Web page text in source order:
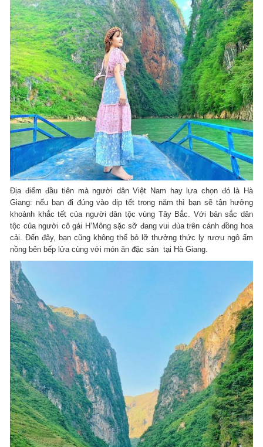
Địa điểm đầu tiên mà người dân Việt Nam hay lựa chọn đó là Hà
Giang: nếu bạn đi đúng vào dịp tết trong năm thì bạn sẽ tận hưởng
khoảnh khắc tết của người dân tộc vùng Tây Bắc. Với bản sắc dân
tộc của người cô gái H’Mông sặc sỡ đang vui đùa trên cánh đồng hoa
cải. Đến đây, bạn cũng không thể bỏ lỡ thưởng thức ly rượu ngô ấm
nồng bên bếp lửa cùng với món ăn đặc sản tại Hà Giang.